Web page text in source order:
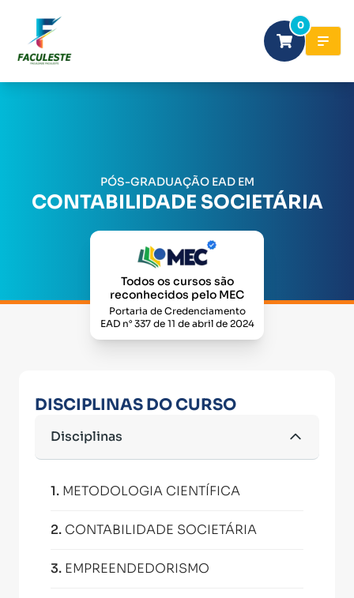
0
PÓS-GRADUAÇÃO EAD EM
CONTABILIDADE SOCIETÁRIA
Todos os cursos são
reconhecidos pelo MEC
Portaria de Credenciamento
EAD n° 337 de 11 de abril de 2024
DISCIPLINAS DO CURSO
Disciplinas
1. METODOLOGIA CIENTÍFICA
2. CONTABILIDADE SOCIETÁRIA
3. EMPREENDEDORISMO